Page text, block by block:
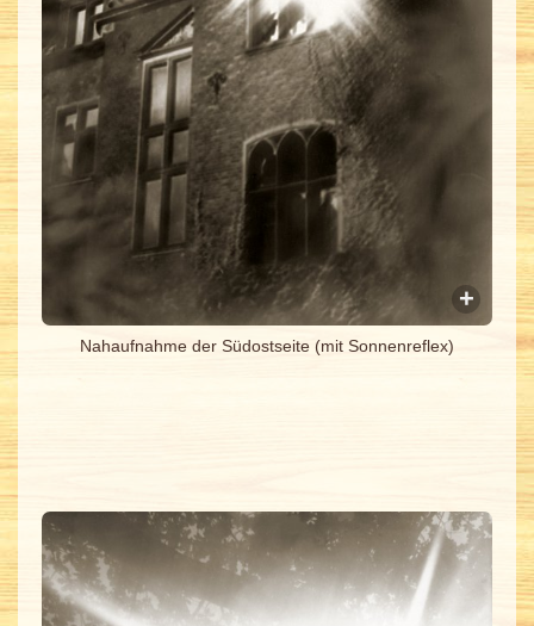
Nahaufnahme der Südostseite (mit Sonnenreflex)